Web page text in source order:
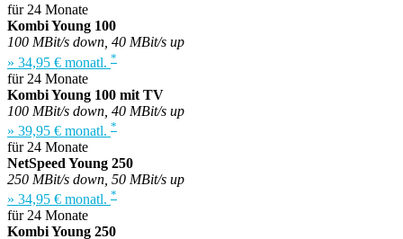
für 24 Monate
Kombi Young 100
100 MBit/s down, 40 MBit/s up
» 34,95 € monatl. *
für 24 Monate
Kombi Young 100 mit TV
100 MBit/s down, 40 MBit/s up
» 39,95 € monatl. *
für 24 Monate
NetSpeed Young 250
250 MBit/s down, 50 MBit/s up
» 34,95 € monatl. *
für 24 Monate
Kombi Young 250